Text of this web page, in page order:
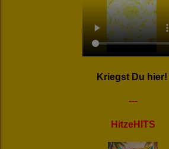
Kriegst Du hier!
---
HitzeHITS